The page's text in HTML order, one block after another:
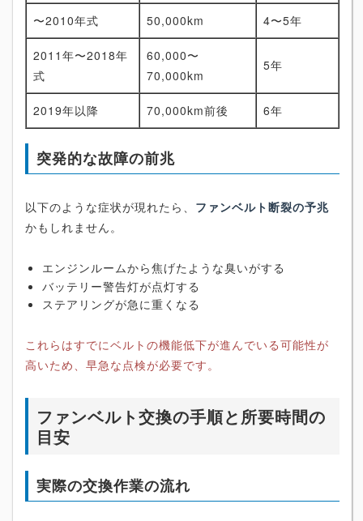
〜2010年式 50,000km 4〜5年
2011年〜2018年
式
60,000〜
70,000km
5年
2019年以降 70,000km前後 6年
突発的な故障の前兆
以下のような症状が現れたら、 ファンベルト断裂の予兆
かもしれません。
エンジンルームから焦げたような臭いがする
バッテリー警告灯が点灯する
ステアリングが急に重くなる
これらはすでにベルトの機能低下が進んでいる可能性が
高いため、早急な点検が必要です。
ファンベルト交換の手順と所要時間の
目安
実際の交換作業の流れ